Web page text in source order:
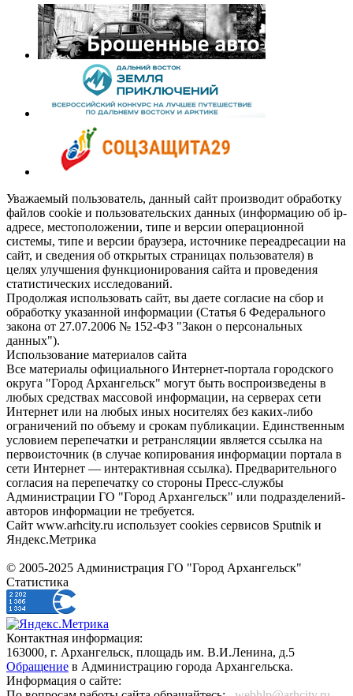
Уважаемый пользователь, данный сайт производит обработку
файлов cookie и пользовательских данных (информацию об ip-
адресе, местоположении, типе и версии операционной
системы, типе и версии браузера, источнике переадресации на
сайт, и сведения об открытых страницах пользователя) в
целях улучшения функционирования сайта и проведения
статистических исследований.
Продолжая использовать сайт, вы даете согласие на сбор и
обработку указанной информации (Статья 6 Федерального
закона от 27.07.2006 № 152-ФЗ "Закон о персональных
данных").
Использование материалов сайта
Все материалы официального Интернет-портала городского
округа "Город Архангельск" могут быть воспроизведены в
любых средствах массовой информации, на серверах сети
Интернет или на любых иных носителях без каких-либо
ограничений по объему и срокам публикации. Единственным
условием перепечатки и ретрансляции является ссылка на
первоисточник (в случае копирования информации портала в
сети Интернет — интерактивная ссылка). Предварительного
согласия на перепечатку со стороны Пресс-службы
Администрации ГО "Город Архангельск" или подразделений-
авторов информации не требуется.
Сайт www.arhcity.ru использует cookies сервисов Sputnik и
Яндекс.Метрика
© 2005-2025 Администрация ГО "Город Архангельск"
Статистика
Контактная информация:
163000, г. Архангельск, площадь им. В.И.Ленина, д.5
Обращение в Администрацию города Архангельска.
Информация о сайте: